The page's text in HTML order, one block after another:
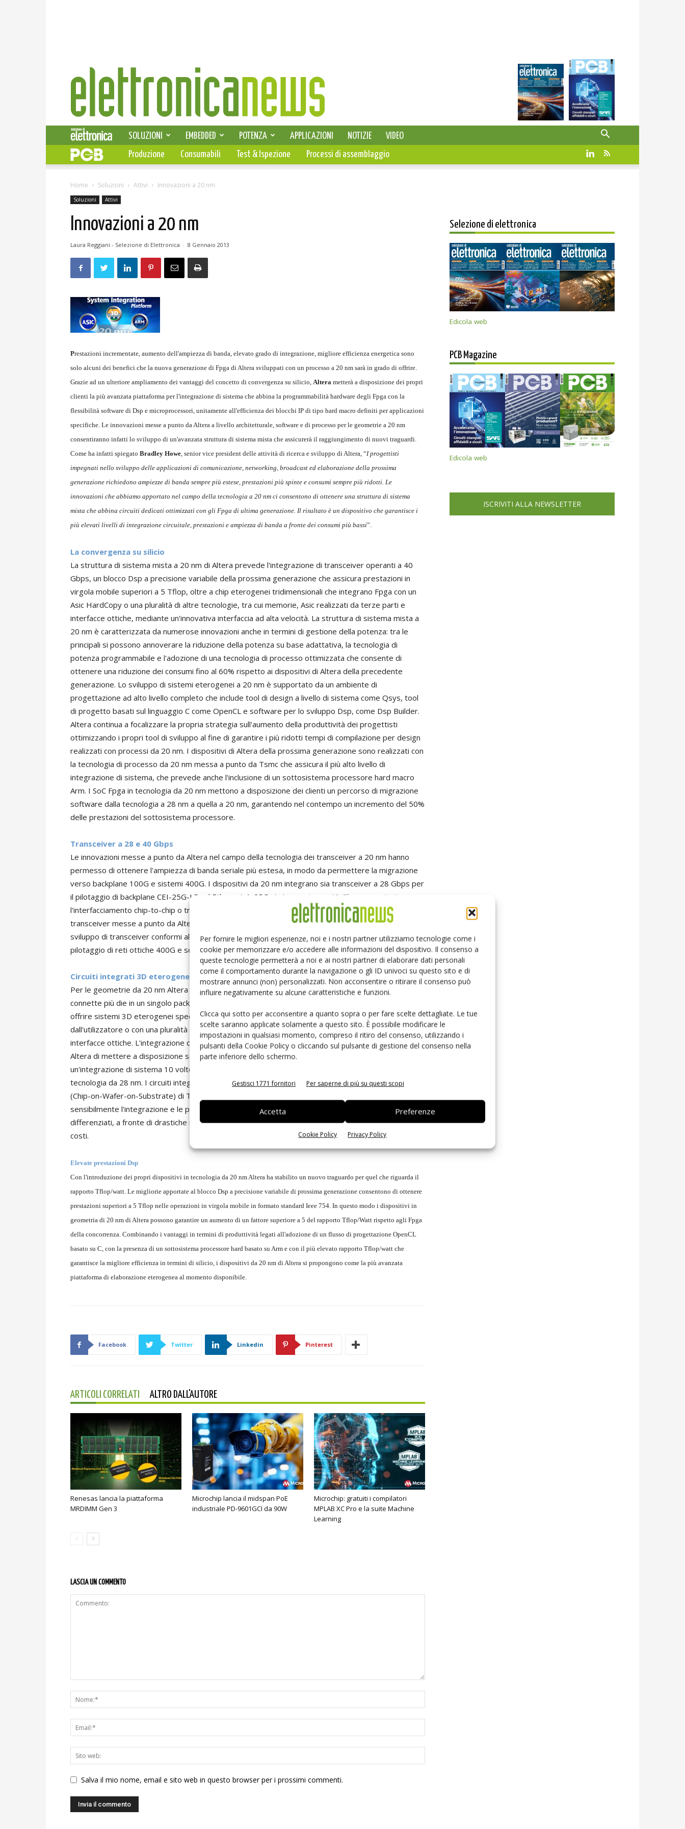
Per fornire le migliori esperienze, noi e i nostri partner utilizziamo tecnologie come i
cookie per memorizzare e/o accedere alle informazioni del dispositivo. Il consenso a
queste tecnologie permetterà a noi e ai nostri partner di elaborare dati personali
come il comportamento durante la navigazione o gli ID univoci su questo sito e di
mostrare annunci (non) personalizzati. Non acconsentire o ritirare il consenso può
influire negativamente su alcune caratteristiche e funzioni.
Clicca qui sotto per acconsentire a quanto sopra o per fare scelte dettagliate. Le tue
scelte saranno applicate solamente a questo sito. È possibile modificare le
impostazioni in qualsiasi momento, compreso il ritiro del consenso, utilizzando i
pulsanti della Cookie Policy o cliccando sul pulsante di gestione del consenso nella
parte inferiore dello schermo.
Gestisci 1771 fornitori Per saperne di più su questi scopi
Accetta Preferenze
Cookie Policy Privacy Policy
Elettronica
News
SELEZIONE DI ELETTRONICA
SOLUZIONI EMBEDDED POTENZA APPLICAZIONI NOTIZIE
VIDEO
PCB
Produzione Consumabili Test & Ispezione Processi di assemblaggio
Home Soluzioni Attivi Innovazioni a 20 nm
Soluzioni Attivi
Innovazioni a 20 nm
Laura Reggiani - Selezione di Elettronica - 8 Gennaio 2013
Prestazioni incrementate, aumento dell'ampiezza di banda, elevato grado di integrazione, migliore efficienza energetica sono
solo alcuni dei benefici che la nuova generazione di Fpga di Altera sviluppati con un processo a 20 nm sarà in grado di offrire.
Grazie ad un ulteriore ampliamento dei vantaggi del concetto di convergenza su silicio, Altera metterà a disposizione dei propri
clienti la più avanzata piattaforma per l'integrazione di sistema che abbina la programmabilità hardware degli Fpga con la
flessibilità software di Dsp e microprocessori, unitamente all'efficienza dei blocchi IP di tipo hard macro definiti per applicazioni
specifiche. Le innovazioni messe a punto da Altera a livello architetturale, software e di processo per le geometrie a 20 nm
consentiranno infatti lo sviluppo di un'avanzata struttura di sistema mista che assicurerà il raggiungimento di nuovi traguardi.
Come ha infatti spiegato Bradley Howe, senior vice president delle attività di ricerca e sviluppo di Altera, “I progettisti
impegnati nello sviluppo delle applicazioni di comunicazione, networking, broadcast ed elaborazione della prossima
generazione richiedono ampiezze di banda sempre più estese, prestazioni più spinte e consumi sempre più ridotti. Le
innovazioni che abbiamo apportato nel campo della tecnologia a 20 nm ci consentono di ottenere una struttura di sistema
mista che abbina circuiti dedicati ottimizzati con gli Fpga di ultima generazione. Il risultato è un dispositivo che garantisce i
più elevati livelli di integrazione circuitale, prestazioni e ampiezza di banda a fronte dei consumi più bassi”.
La convergenza su silicio
La struttura di sistema mista a 20 nm di Altera prevede l'integrazione di transceiver operanti a 40
Gbps, un blocco Dsp a precisione variabile della prossima generazione che assicura prestazioni in
virgola mobile superiori a 5 Tflop, oltre a chip eterogenei tridimensionali che integrano Fpga con un
Asic HardCopy o una pluralità di altre tecnologie, tra cui memorie, Asic realizzati da terze parti e
interfacce ottiche, mediante un'innovativa interfaccia ad alta velocità. La struttura di sistema mista a
20 nm è caratterizzata da numerose innovazioni anche in termini di gestione della potenza: tra le
principali si possono annoverare la riduzione della potenza su base adattativa, la tecnologia di
potenza programmabile e l'adozione di una tecnologia di processo ottimizzata che consente di
ottenere una riduzione dei consumi fino al 60% rispetto ai dispositivi di Altera della precedente
generazione. Lo sviluppo di sistemi eterogenei a 20 nm è supportato da un ambiente di
progettazione ad alto livello completo che include tool di design a livello di sistema come Qsys, tool
di progetto basati sul linguaggio C come OpenCL e software per lo sviluppo Dsp, come Dsp Builder.
Altera continua a focalizzare la propria strategia sull'aumento della produttività dei progettisti
ottimizzando i propri tool di sviluppo al fine di garantire i più ridotti tempi di compilazione per design
realizzati con processi da 20 nm. I dispositivi di Altera della prossima generazione sono realizzati con
la tecnologia di processo da 20 nm messa a punto da Tsmc che assicura il più alto livello di
integrazione di sistema, che prevede anche l'inclusione di un sottosistema processore hard macro
Arm. I SoC Fpga in tecnologia da 20 nm mettono a disposizione dei clienti un percorso di migrazione
software dalla tecnologia a 28 nm a quella a 20 nm, garantendo nel contempo un incremento del 50%
delle prestazioni del sottosistema processore.
Transceiver a 28 e 40 Gbps
Le innovazioni messe a punto da Altera nel campo della tecnologia dei transceiver a 20 nm hanno
permesso di ottenere l'ampiezza di banda seriale più estesa, in modo da permettere la migrazione
verso backplane 100G e sistemi 400G. I dispositivi da 20 nm integrano sia transceiver a 28 Gbps per
il pilotaggio di backplane CEI-25G-LR ed Ethernet 4x25G sia transceiver a 40 Gbps progettati per
l'interfacciamento chip-to-chip o tra chip e moduli ottici. Le innovazioni a livello di tecnologia dei
transceiver messe a punto da Altera per le geometrie da 20 nm rappresentano la base per lo
sviluppo di transceiver conformi allo standard CEI-56G che assicura la connettività richiesta per il
pilotaggio di reti ottiche 400G e schede di linea 400G della prossima generazione.
Circuiti integrati 3D eterogenei
Per le geometrie da 20 nm Altera introdurrà un'innovativa interfaccia chip-to-chip ad alta velocità che
connette più die in un singolo package tridimensionale. Questa interfaccia consentirà ad Altera di
offrire sistemi 3D eterogenei specifici che abbinano Fpga con Asic HardCopy personalizzabili
dall'utilizzatore o con una pluralità di altre tecnologie, tra cui memorie, Asic forniti da terze parti e
interfacce ottiche. L'integrazione di Fpga con Asic HardCopy o Asic forniti da terze parti consente ad
Altera di mettere a disposizione soluzioni formate da un singolo dispositivo contraddistinte da
un'integrazione di sistema 10 volte superiore rispetto a quella di qualsiasi altro prodotto realizzato in
tecnologia da 28 nm. I circuiti integrati 3D di Altera saranno prodotti utilizzando il processo CoWoS
(Chip-on-Wafer-on-Substrate) di Tsmc. Tali dispositivi consentiranno agli utilizzatori di incrementare
sensibilmente l'integrazione e le prestazioni a livello di sistema e di realizzare prodotti sempre più
differenziati, a fronte di drastiche riduzioni in termini di consumi del sistema, ingombri sulla scheda e
costi.
Elevate prestazioni Dsp
Con l'introduzione dei propri dispositivi in tecnologia da 20 nm Altera ha stabilito un nuovo traguardo per quel che riguarda il
rapporto Tflop/watt. Le migliorie apportate al blocco Dsp a precisione variabile di prossima generazione consentono di ottenere
prestazioni superiori a 5 Tflop nelle operazioni in virgola mobile in formato standard Ieee 754. In questo modo i dispositivi in
geometria di 20 nm di Altera possono garantire un aumento di un fattore superiore a 5 del rapporto Tflop/Watt rispetto agli Fpga
della concorrenza. Combinando i vantaggi in termini di produttività legati all'adozione di un flusso di progettazione OpenCL
basato su C, con la presenza di un sottosistema processore hard basato su Arm e con il più elevato rapporto Tflop/watt che
garantisce la migliore efficienza in termini di silicio, i dispositivi da 20 nm di Altera si propongono come la più avanzata
piattaforma di elaborazione eterogenea al momento disponibile.
Facebook Twitter Linkedin Pinterest
ARTICOLI CORRELATI ALTRO DALL'AUTORE
Renesas lancia la piattaforma
MRDIMM Gen 3
Microchip lancia il midspan PoE
industriale PD-9601GCI da 90W
Microchip: gratuiti i compilatori
MPLAB XC Pro e la suite Machine
Learning
LASCIA UN COMMENTO
Salva il mio nome, email e sito web in questo browser per i prossimi commenti.
Selezione di elettronica
Edicola web
PCB Magazine
Edicola web
ISCRIVITI ALLA NEWSLETTER